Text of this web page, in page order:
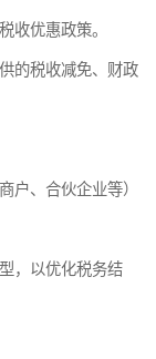
收优惠政策。
的税收减免、财政
户、合伙企业等）
，以优化税务结